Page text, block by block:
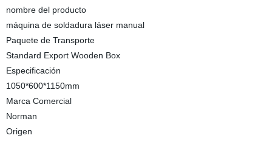
nombre del producto
máquina de soldadura láser manual
Paquete de Transporte
Standard Export Wooden Box
Especificación
1050*600*1150mm
Marca Comercial
Norman
Origen